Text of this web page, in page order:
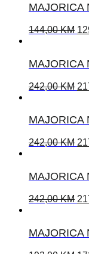
MAJORICA
144,00KM
MAJORICA
242,00KM
MAJORICA
242,00KM
MAJORICA
242,00KM
MAJORICA